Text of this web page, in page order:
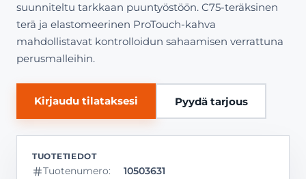
suunniteltu tarkkaan puuntyöstöön. C75-teräksinen
terä ja elastomeerinen ProTouch-kahva
mahdollistavat kontrolloidun sahaamisen verrattuna
perusmalleihin.
Kirjaudu tilataksesi Pyydä tarjous
Tuotenumero:
10503631